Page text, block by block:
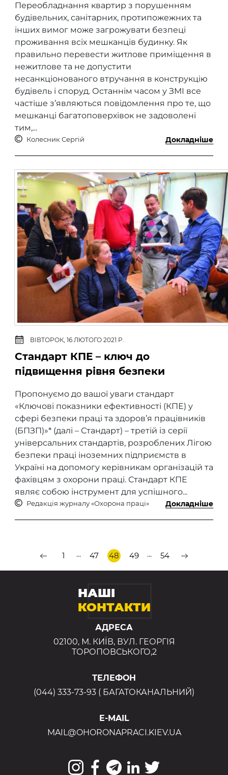
Переобладнання квартир з порушенням
будівельних, санітарних, протипожежних та
інших вимог може загрожувати безпеці
проживання всіх мешканців будинку. Як
правильно перевести житлове приміщення в
нежитлове та не допустити
несанкціонованого втручання в конструкцію
будівель і споруд. Останнім часом у ЗМІ все
частіше з’являються повідомлення про те, що
мешканці багатоповерхівок не задоволені
тим,...
Колесник Сергій Докладніше
ВІВТОРОК, 16 ЛЮТОГО 2021 Р.
Стандарт КПЕ – ключ до
підвищення рівня безпеки
Пропонуємо до вашої уваги стандарт
«Ключові показники ефективності (КПЕ) у
сфері безпеки праці та здоров’я працівників
(БПЗП)»* (далі – Стандарт) – третій із серії
універсальних стандартів, розроблених Лігою
безпеки праці іноземних підприємств в
Україні на допомогу керівникам організацій та
фахівцям з охорони праці. Стандарт КПЕ
являє собою інструмент для успішного...
Редакція журналу «Охорона праці» Докладніше
1 ... 47 48 49 ... 54
НАШІ
КОНТАКТИ
АДРЕСА
02100, М. КИЇВ, ВУЛ. ГЕОРГІЯ
ТОРОПОВСЬКОГО,2
ТЕЛЕФОН
(044) 333-73-93 ( БАГАТОКАНАЛЬНИЙ)
E-MAIL
MAIL@OHORONAPRACI.KIEV.UA